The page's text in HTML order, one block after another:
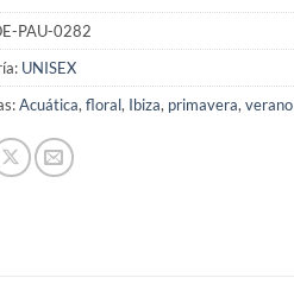
PAU-0282
UNISEX
Acuática,floral, Ibiza, primavera,verano